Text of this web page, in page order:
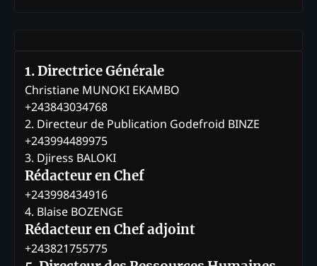
1. Directrice Générale
Christiane MUNOKI EKAMBO
+243843034768
2. Directeur de Publication Godefroid BINZE
+243994489975
3. Djiress BALOKI
Rédacteur en Chef
+243998434916
4. Blaise BOZENGE
Rédacteur en Chef adjoint
+243821755775